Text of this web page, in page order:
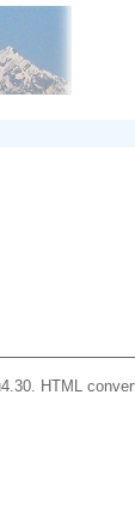
HTML